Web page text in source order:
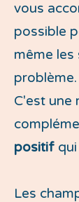
vous
possible
même
problème.
C'est une
positif
Les